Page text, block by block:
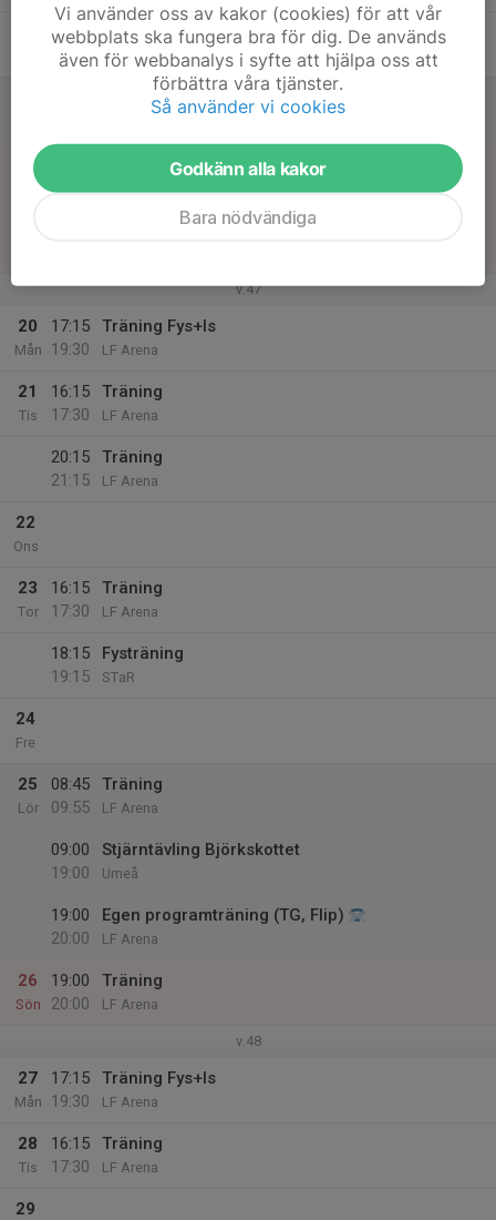
Egen programträning (TG, Flip)
19
Sön
v.47
20
Mån
17:15
19:30
Träning Fys+Is
LF Arena
21
Tis
16:15
17:30
Träning
LF Arena
20:15
21:15
Träning
LF Arena
22
Ons
23
Tor
16:15
17:30
Träning
LF Arena
18:15
19:15
Fysträning
STaR
24
Fre
25
Lör
08:45
09:55
Träning
LF Arena
09:00
19:00
Stjärntävling Björkskottet
Umeå
19:00
20:00
Egen programträning (TG, Flip)
LF Arena
26
Sön
19:00
20:00
Träning
LF Arena
v.48
27
Mån
17:15
19:30
Träning Fys+Is
LF Arena
28
Tis
16:15
17:30
Träning
LF Arena
29
Vi använder oss av kakor (cookies) för att vår
webbplats ska fungera bra för dig. De används
även för webbanalys i syfte att hjälpa oss att
förbättra våra tjänster.
Så använder vi cookies
Godkänn alla kakor
Bara nödvändiga